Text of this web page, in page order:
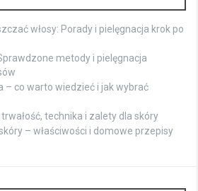
włosy: Porady i pielęgnacja krok po
metody i pielęgnacja
– co warto wiedzieć i jak wybrać
technika i zalety dla skóry
– właściwości i domowe przepisy